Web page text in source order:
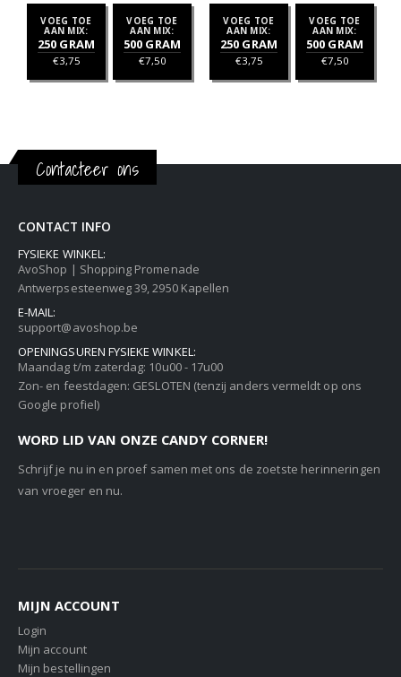
tot
€7,50
VOEG TOE
AAN MIX:
250 GRAM
€3,75
VOEG TOE
AAN MIX:
500 GRAM
€7,50
tot
€7,50
VOEG TOE
AAN MIX:
250 GRAM
€3,75
VOEG TOE
AAN MIX:
500 GRAM
€7,50
Contacteer ons
CONTACT INFO
FYSIEKE WINKEL:
AvoShop | Shopping Promenade
Antwerpsesteenweg 39, 2950 Kapellen
E-MAIL:
support@avoshop.be
OPENINGSUREN FYSIEKE WINKEL:
Maandag t/m zaterdag: 10u00 - 17u00
Zon- en feestdagen: GESLOTEN (tenzij anders vermeldt op ons
Google profiel)
WORD LID VAN ONZE CANDY CORNER!
Schrijf je nu in en proef samen met ons de zoetste herinneringen
van vroeger en nu.
MIJN ACCOUNT
Login
Mijn account
Mijn bestellingen